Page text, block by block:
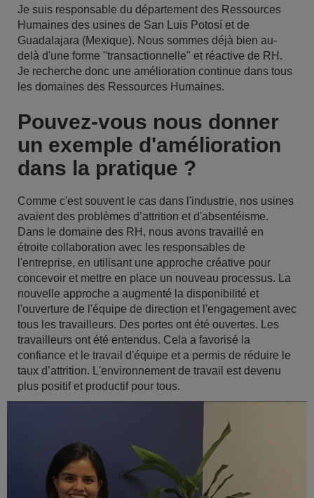
Je suis responsable du département des Ressources
Humaines des usines de San Luis Potosí et de
Guadalajara (Mexique). Nous sommes déjà bien au-
delà d'une forme "transactionnelle" et réactive de RH.
Je recherche donc une amélioration continue dans tous
les domaines des Ressources Humaines.
Pouvez-vous nous donner
un exemple d'amélioration
dans la pratique ?
Comme c'est souvent le cas dans l'industrie, nos usines
avaient des problèmes d’attrition et d'absentéisme.
Dans le domaine des RH, nous avons travaillé en
étroite collaboration avec les responsables de
l'entreprise, en utilisant une approche créative pour
concevoir et mettre en place un nouveau processus. La
nouvelle approche a augmenté la disponibilité et
l'ouverture de l'équipe de direction et l'engagement avec
tous les travailleurs. Des portes ont été ouvertes. Les
travailleurs ont été entendus. Cela a favorisé la
confiance et le travail d'équipe et a permis de réduire le
taux d’attrition. L'environnement de travail est devenu
plus positif et productif pour tous.